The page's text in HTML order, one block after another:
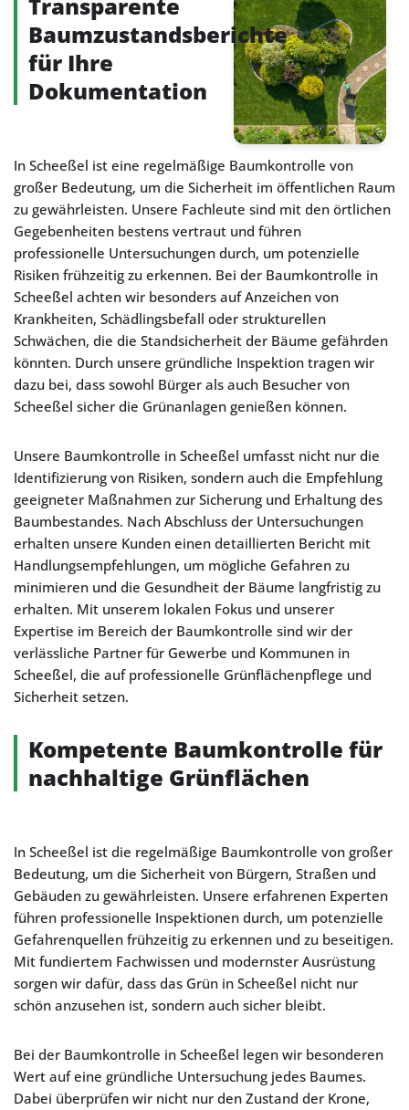
Baumzustandsberichte
für Ihre
Dokumentation
In Scheeßel ist eine regelmäßige Baumkontrolle von
großer Bedeutung, um die Sicherheit im öffentlichen Raum
zu gewährleisten. Unsere Fachleute sind mit den örtlichen
Gegebenheiten bestens vertraut und führen
professionelle Untersuchungen durch, um potenzielle
Risiken frühzeitig zu erkennen. Bei der Baumkontrolle in
Scheeßel achten wir besonders auf Anzeichen von
Krankheiten, Schädlingsbefall oder strukturellen
Schwächen, die die Standsicherheit der Bäume gefährden
könnten. Durch unsere gründliche Inspektion tragen wir
dazu bei, dass sowohl Bürger als auch Besucher von
Scheeßel sicher die Grünanlagen genießen können.
Unsere Baumkontrolle in Scheeßel umfasst nicht nur die
Identifizierung von Risiken, sondern auch die Empfehlung
geeigneter Maßnahmen zur Sicherung und Erhaltung des
Baumbestandes. Nach Abschluss der Untersuchungen
erhalten unsere Kunden einen detaillierten Bericht mit
Handlungsempfehlungen, um mögliche Gefahren zu
minimieren und die Gesundheit der Bäume langfristig zu
erhalten. Mit unserem lokalen Fokus und unserer
Expertise im Bereich der Baumkontrolle sind wir der
verlässliche Partner für Gewerbe und Kommunen in
Scheeßel, die auf professionelle Grünflächenpflege und
Sicherheit setzen.
Kompetente Baumkontrolle für
nachhaltige Grünflächen
In Scheeßel ist die regelmäßige Baumkontrolle von großer
Bedeutung, um die Sicherheit von Bürgern, Straßen und
Gebäuden zu gewährleisten. Unsere erfahrenen Experten
führen professionelle Inspektionen durch, um potenzielle
Gefahrenquellen frühzeitig zu erkennen und zu beseitigen.
Mit fundiertem Fachwissen und modernster Ausrüstung
sorgen wir dafür, dass das Grün in Scheeßel nicht nur
schön anzusehen ist, sondern auch sicher bleibt.
Bei der Baumkontrolle in Scheeßel legen wir besonderen
Wert auf eine gründliche Untersuchung jedes Baumes.
Dabei überprüfen wir nicht nur den Zustand der Krone,